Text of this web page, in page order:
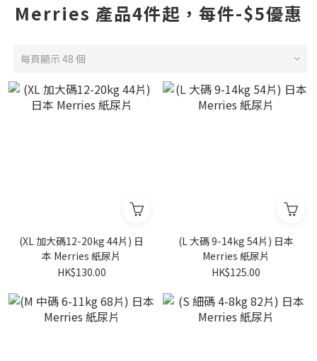
Merries 產品4件起，每件-$5優惠
每頁顯示 48 個
(XL 加大碼12-20kg 44片) 日
本 Merries 紙尿片
HK$130.00
(L 大碼 9-14kg 54片) 日本
Merries 紙尿片
HK$125.00